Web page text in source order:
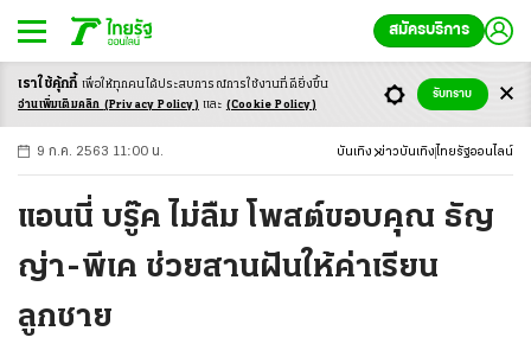
สมัครบริการ
-ก ก ก+
9 ก.ค. 2563 11:00 น. บันเทิง ข่าวบันเทิง ไทยรัฐออนไลน์
แอนนี่ บรู๊ค ไม่ลืม โพสต์ขอบคุณ ธัญ
ญ่า-พีเค ช่วยสานฝันให้ค่าเรียน
ลูกชาย
เราใช้คุ้กกี้ เพื่อให้ทุกคนได้ประสบการณ์การใช้งานที่ดียิ่งขึ้น
อ่านเพิ่มเติมคลิก (Privacy Policy) และ (Cookie Policy)
รับทราบ